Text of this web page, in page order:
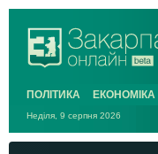
ПОЛІТИКА ЕКОНОМІКА
Неділя, 9 серпня 2026